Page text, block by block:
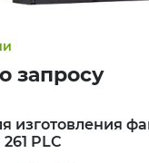
запросу
изготовления
PLC